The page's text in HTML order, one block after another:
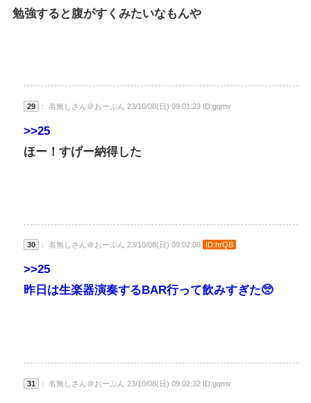
勉強すると腹がすくみたいなもんや
29 ： 名無しさん＠おーぷん 23/10/08(日) 09:01:23 ID:gqmv
>>25
ほー！すげー納得した
30 ： 名無しさん＠おーぷん 23/10/08(日) 09:02:08 ID:hrQB
>>25
昨日は生楽器演奏するBAR行って飲みすぎた🥺
31 ： 名無しさん＠おーぷん 23/10/08(日) 09:02:32 ID:gqmv